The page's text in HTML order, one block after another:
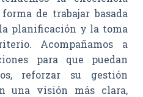
de trabajar basada
planificación y la toma
Acompañamos a
para que puedan
reforzar su gestión
una visión más clara,